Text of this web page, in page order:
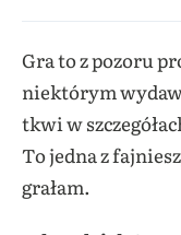
Gra to z pozoru
niektórym
tkwi w
To jedna z
grałam.